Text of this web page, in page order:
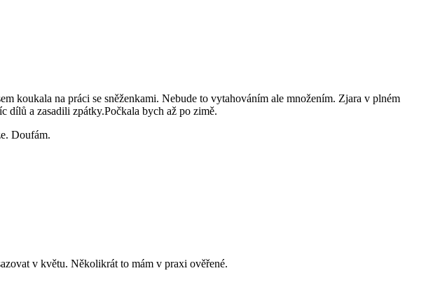
koukala na práci se sněženkami. Nebude to vytahováním ale množením. Zjara v plném
a zasadili zpátky.Počkala bych až po zimě.
Doufám.
v květu. Několikrát to mám v praxi ověřené.